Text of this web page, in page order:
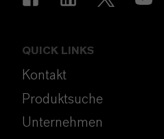
QUICK LINKS
Kontakt
Produktsuche
Unternehmen